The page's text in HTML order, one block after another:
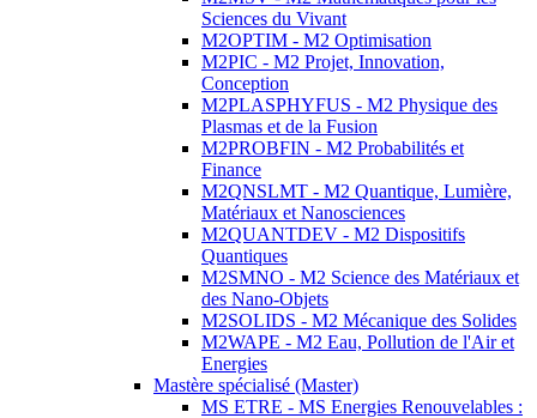
Sciences du Vivant
M2OPTIM - M2 Optimisation
M2PIC - M2 Projet, Innovation,
Conception
M2PLASPHYFUS - M2 Physique des
Plasmas et de la Fusion
M2PROBFIN - M2 Probabilités et
Finance
M2QNSLMT - M2 Quantique, Lumière,
Matériaux et Nanosciences
M2QUANTDEV - M2 Dispositifs
Quantiques
M2SMNO - M2 Science des Matériaux et
des Nano-Objets
M2SOLIDS - M2 Mécanique des Solides
M2WAPE - M2 Eau, Pollution de l'Air et
Energies
Mastère spécialisé (Master)
MS ETRE - MS Energies Renouvelables :